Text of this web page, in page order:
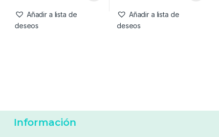
Añadir a lista de
deseos
Añadir a lista de
deseos
Información